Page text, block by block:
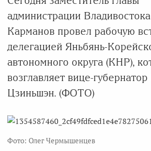
администрации
Карманов провел рабочую
делегацией Яньбянь-
автономного округа (КНР),
возглавляет вице-губернатор
Цзиньшэн. (ФОТО)
Фото: Олег Чермышенцев